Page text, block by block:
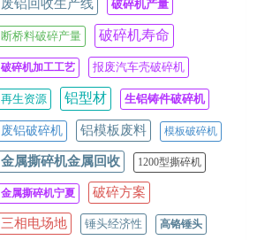
废铝回收生产线 破碎机产量
断桥料破碎产量 破碎机寿命
破碎机加工工艺 报废汽车壳破碎机
再生资源 铝型材 生铝铸件破碎机
废铝破碎机 铝模板废料 模板破碎机
金属撕碎机金属回收 1200型撕碎机
金属撕碎机宁夏 破碎方案
三相电场地 锤头经济性 高铬锤头